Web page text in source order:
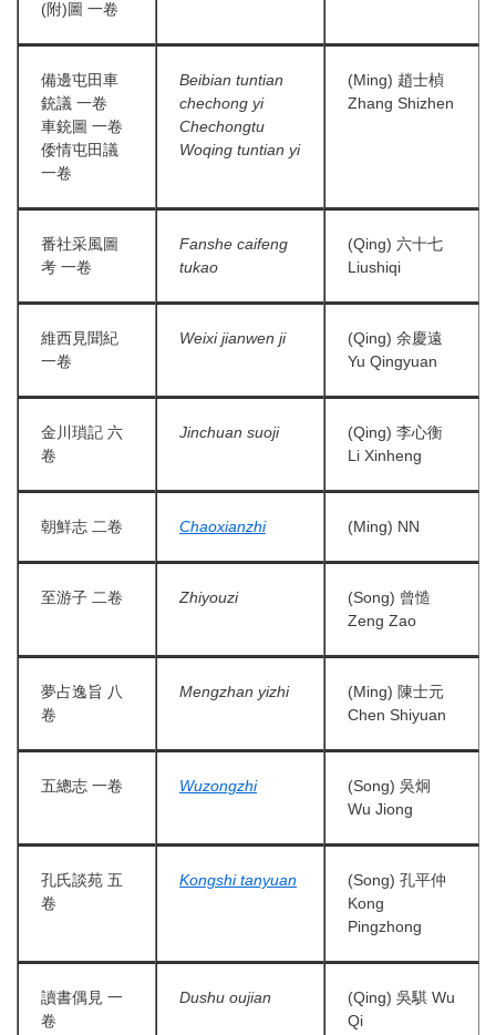
(附)圖 一卷
備邊屯田車
銃議 一卷
車銃圖 一卷
倭情屯田議
一卷
Beibian tuntian
chechong yi
Chechongtu
Woqing tuntian yi
(Ming) 趙士楨
Zhang Shizhen
番社采風圖
考 一卷
Fanshe caifeng
tukao
(Qing) 六十七
Liushiqi
維西見聞紀
一卷
Weixi jianwen ji
(Qing) 余慶遠
Yu Qingyuan
金川瑣記 六
卷
Jinchuan suoji
(Qing) 李心衡
Li Xinheng
朝鮮志 二卷 Chaoxianzhi (Ming) NN
至游子 二卷 Zhiyouzi
(Song) 曾慥
Zeng Zao
夢占逸旨 八
卷
Mengzhan yizhi
(Ming) 陳士元
Chen Shiyuan
五總志 一卷 Wuzongzhi
(Song) 吳炯
Wu Jiong
孔氏談苑 五
卷
Kongshi tanyuan
(Song) 孔平仲
Kong
Pingzhong
讀書偶見 一
卷
Dushu oujian
(Qing) 吳騏 Wu
Qi